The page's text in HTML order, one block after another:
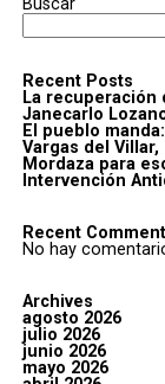
Buscar
Recent Posts
La
Janecarlo
El pueblo
Vargas del
Mordaza para
Intervención
Recent
No hay
Archives
agosto 2026
julio 2026
junio 2026
mayo 2026